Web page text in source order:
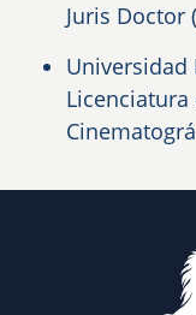
Juris Doctor
Universidad
Licenciatura